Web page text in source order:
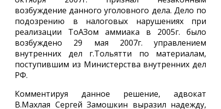
возбуждение данного уголовного дела. Дело по
подозрению в налоговых нарушениях при
реализации ТоАЗом аммиака в 2005г. было
возбуждено 29 мая 2007г. управлением
внутренних дел г.Тольятти по материалам,
поступившим из Министерства внутренних дел
РФ.
Комментируя данное решение, адвокат
В.Махлая Сергей Замошкин выразил надежду,